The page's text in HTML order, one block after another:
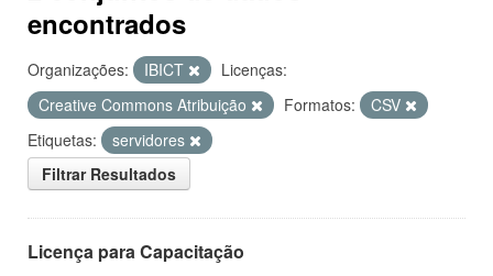
encontrados
Organizações: IBICT
Licenças:
Creative Commons Atribuição
Formatos:
CSV
Etiquetas:
servidores
Filtrar Resultados
Licença para Capacitação